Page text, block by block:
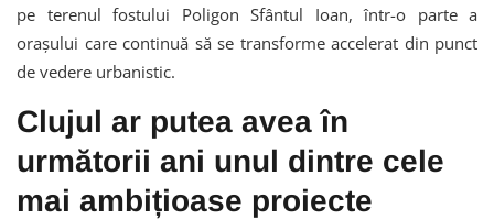
pe terenul fostului Poligon Sfântul Ioan, într-o parte a
orașului care continuă să se transforme accelerat din punct
de vedere urbanistic.
Clujul ar putea avea în
următorii ani unul dintre cele
mai ambițioase proiecte